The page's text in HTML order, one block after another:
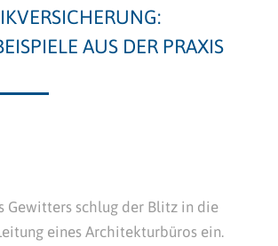
AUS DER PRAXIS
Gewitters schlug der Blitz in die
eines Architekturbüros ein.